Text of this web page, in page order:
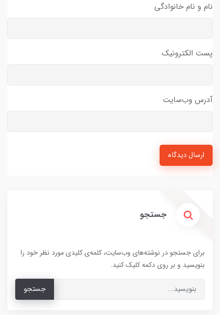
نام و نام خانوادگی
پست الکترونیک
آدرس وب‌سایت
ارسال دیدگاه
جستجو
برای جستجو در نوشته‌های وب‌سایت، کلمه‌ی کلیدی مورد نظر خود را
بنویسید و بر روی دکمه کلیک کنید.
جستجو